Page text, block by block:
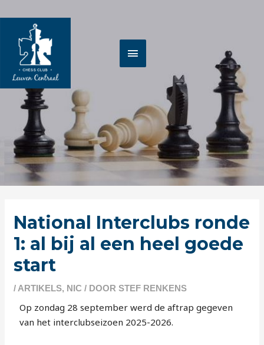
naar
inhoud
National Interclubs ronde
1: al bij al een heel goede
start
/ ARTIKELS, NIC / DOORSTEF RENKENS
Op zondag 28 september werd de aftrap gegeven
van het interclubseizoen 2025-2026.